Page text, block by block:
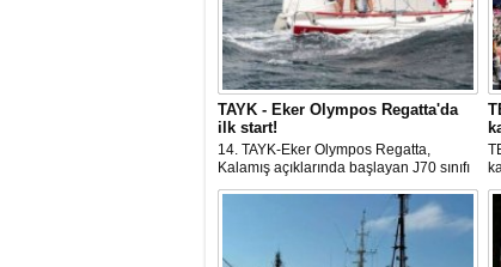
TAYK - Eker Olympos Regatta'da
ilk start!
14. TAYK-Eker Olympos Regatta,
Kalamış açıklarında başlayan J70 sınıfı
yarışlarıyla ilk startını verdi. İstanbul'u 10
gün boyunca yelken coşkusuyla
buluşturacak organizasyonun ilk
gününde 9 tekne rüzgârla buluştu.